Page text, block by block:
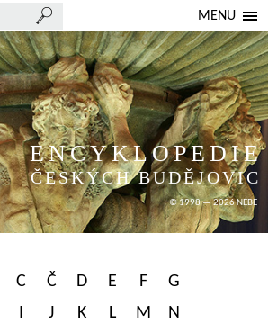
MENU
ENCYKLOPEDIE
ČESKÝCH BUDĚJOVIC
© 1998 — 2026 NEBE
C Č D E F
G
I J K L M
N